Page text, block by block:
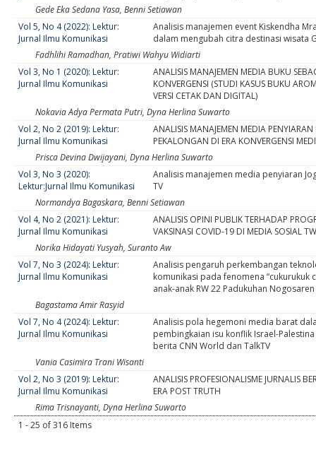
Gede Eka Sedana Yasa, Benni Setiawan
Vol 5, No 4 (2022): Lektur:
Jurnal Ilmu Komunikasi
Analisis manajemen event Kiskendha
dalam mengubah citra destinasi wisata
Fadhlihi Ramadhan, Pratiwi Wahyu Widiarti
Vol 3, No 1 (2020): Lektur:
Jurnal Ilmu Komunikasi
ANALISIS MANAJEMEN MEDIA BUKU
KONVERGENSI (STUDI KASUS BUKU
VERSI CETAK DAN DIGITAL)
Nokavia Adya Permata Putri, Dyna Herlina Suwarto
Vol 2, No 2 (2019): Lektur:
Jurnal Ilmu Komunikasi
ANALISIS MANAJEMEN MEDIA
PEKALONGAN DI ERA KONVERGENSI
Prisca Devina Dwijayani, Dyna Herlina Suwarto
Vol 3, No 3 (2020):
Lektur:Jurnal Ilmu Komunikasi
Analisis manajemen media penyiaran
TV
Normandya Bagaskara, Benni Setiawan
Vol 4, No 2 (2021): Lektur:
Jurnal Ilmu Komunikasi
ANALISIS OPINI PUBLIK TERHADAP
VAKSINASI COVID-19 DI MEDIA SOSIAL
Norika Hidayati Yusyah, Suranto Aw
Vol 7, No 3 (2024): Lektur:
Jurnal Ilmu Komunikasi
Analisis pengaruh perkembangan
komunikasi pada fenomena “cukurukuk
anak-anak RW 22 Padukuhan Nogosaren
Bagastama Amir Rasyid
Vol 7, No 4 (2024): Lektur:
Jurnal Ilmu Komunikasi
Analisis pola hegemoni media barat
pembingkaian isu konflik Israel-
berita CNN World dan TalkTV
Vania Casimira Trani Wisanti
Vol 2, No 3 (2019): Lektur:
Jurnal Ilmu Komunikasi
ANALISIS PROFESIONALISME JURNALIS
ERA POST TRUTH
Rima Trisnayanti, Dyna Herlina Suwarto
1 - 25 of 316 Items